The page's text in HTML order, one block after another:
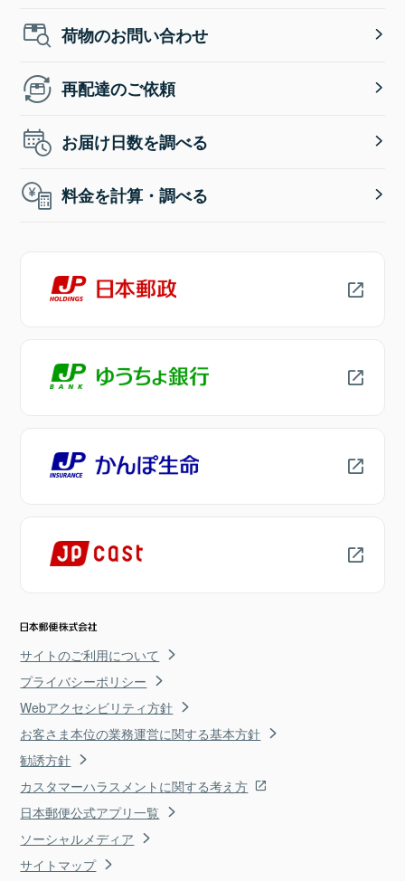
荷物のお問い合わせ
再配達のご依頼
お届け日数を調べる
料金を計算・調べる
サイトのご利用について
プライバシーポリシー
Webアクセシビリティ方針
お客さま本位の業務運営に関する基本方針
勧誘方針
カスタマーハラスメントに関する考え方
日本郵便公式アプリ一覧
ソーシャルメディア
サイトマップ